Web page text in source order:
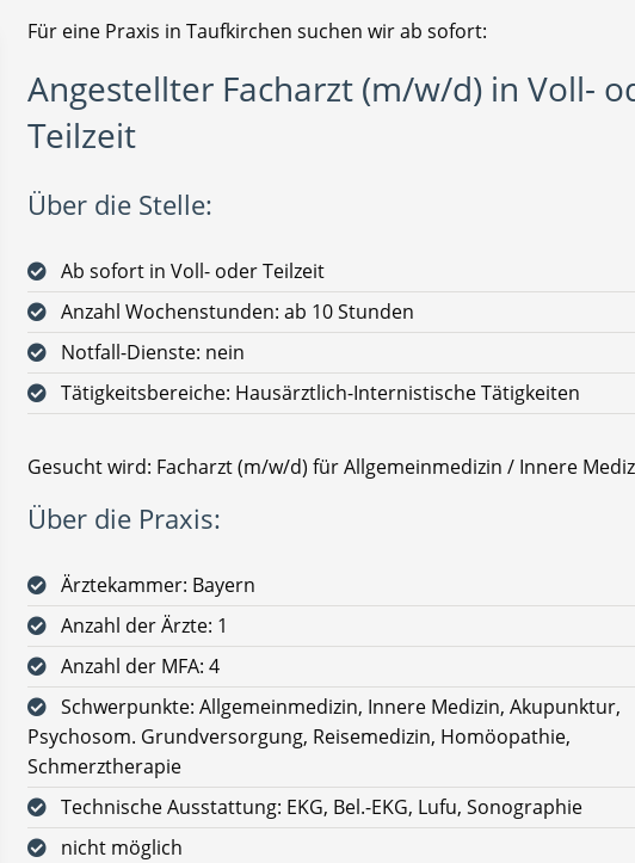
Für eine Praxis in Taufkirchen suchen wir ab sofort:
Angestellter Facharzt (m/w/d) in Voll-
Teilzeit
Über die Stelle:
Ab sofort in Voll- oder Teilzeit
Anzahl Wochenstunden: ab 10 Stunden
Notfall-Dienste: nein
Tätigkeitsbereiche: Hausärztlich-Internistische Tätigkeiten
Gesucht wird: Facharzt (m/w/d) für Allgemeinmedizin / Innere
Über die Praxis:
Ärztekammer: Bayern
Anzahl der Ärzte: 1
Anzahl der MFA: 4
Schwerpunkte: Allgemeinmedizin, Innere Medizin, Akupunktur,
Psychosom. Grundversorgung, Reisemedizin, Homöopathie,
Schmerztherapie
Technische Ausstattung: EKG, Bel.-EKG, Lufu, Sonographie
nicht möglich